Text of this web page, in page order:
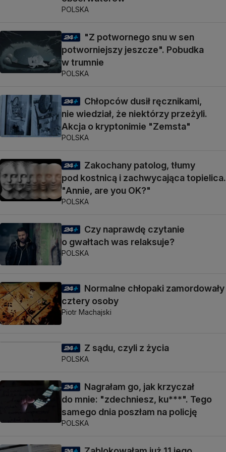
POLSKA
"Z potwornego snu w sen
potworniejszy jeszcze". Pobudka
w trumnie
POLSKA
Chłopców dusił ręcznikami,
nie wiedział, że niektórzy przeżyli.
Akcja o kryptonimie "Zemsta"
POLSKA
Zakochany patolog, tłumy
pod kostnicą i zachwycająca topielica.
"Annie, are you OK?"
POLSKA
Czy naprawdę czytanie
o gwałtach was relaksuje?
POLSKA
Normalne chłopaki zamordowały
cztery osoby
Piotr Machajski
Z sądu, czyli z życia
POLSKA
Nagrałam go, jak krzyczał
do mnie: "zdechniesz, ku***". Tego
samego dnia poszłam na policję
POLSKA